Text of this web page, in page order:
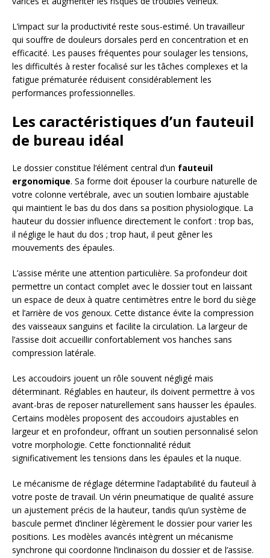
L’impact sur la productivité reste sous-estimé. Un travailleur
qui souffre de douleurs dorsales perd en concentration et en
efficacité. Les pauses fréquentes pour soulager les tensions,
les difficultés à rester focalisé sur les tâches complexes et la
fatigue prématurée réduisent considérablement les
performances professionnelles.
Les caractéristiques d’un fauteuil
de bureau idéal
Le dossier constitue l’élément central d’un fauteuil
ergonomique. Sa forme doit épouser la courbure naturelle de
votre colonne vertébrale, avec un soutien lombaire ajustable
qui maintient le bas du dos dans sa position physiologique. La
hauteur du dossier influence directement le confort : trop bas,
il néglige le haut du dos ; trop haut, il peut gêner les
mouvements des épaules.
L’assise mérite une attention particulière. Sa profondeur doit
permettre un contact complet avec le dossier tout en laissant
un espace de deux à quatre centimètres entre le bord du siège
et l’arrière de vos genoux. Cette distance évite la compression
des vaisseaux sanguins et facilite la circulation. La largeur de
l’assise doit accueillir confortablement vos hanches sans
compression latérale.
Les accoudoirs jouent un rôle souvent négligé mais
déterminant. Réglables en hauteur, ils doivent permettre à vos
avant-bras de reposer naturellement sans hausser les épaules.
Certains modèles proposent des accoudoirs ajustables en
largeur et en profondeur, offrant un soutien personnalisé selon
votre morphologie. Cette fonctionnalité réduit
significativement les tensions dans les épaules et la nuque.
Le mécanisme de réglage détermine l’adaptabilité du fauteuil à
votre poste de travail. Un vérin pneumatique de qualité assure
un ajustement précis de la hauteur, tandis qu’un système de
bascule permet d’incliner légèrement le dossier pour varier les
positions. Les modèles avancés intègrent un mécanisme
synchrone qui coordonne l’inclinaison du dossier et de l’assise.